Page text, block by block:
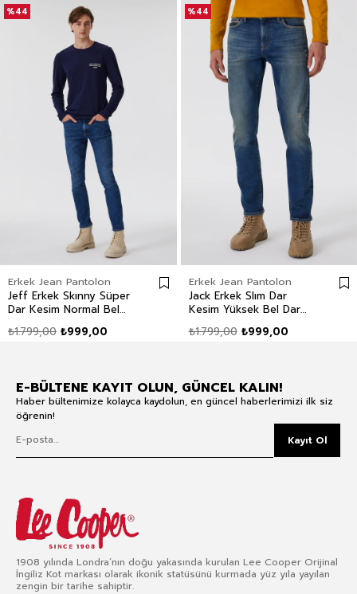
Erkek Jean Pantolon
Jeff Erkek Skınny Süper
Dar Kesim Normal Bel
Mavi
₺999,00
₺1.799,00
%44
Erkek Jean Pantolon
Jack Erkek Slım Dar
Kesim Yüksek Bel Dar
₺999,00
₺1.799,00
%44
E-BÜLTENE KAYIT OLUN, GÜNCEL KALIN!
Haber bültenimize kolayca kaydolun, en güncel haberlerimizi ilk siz
öğrenin!
Kayıt Ol
1908 yılında Londra’nın doğu yakasında kurulan Lee Cooper Orijinal
İngiliz Kot markası olarak ikonik statüsünü kurmada yüz yıla yayılan
zengin bir tarihe sahiptir.